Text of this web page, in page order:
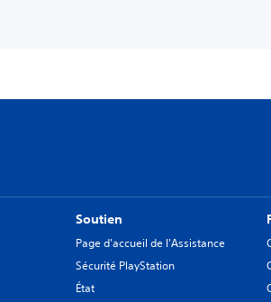
Soutien
Page d'accueil de l'Assistance
Sécurité PlayStation
État